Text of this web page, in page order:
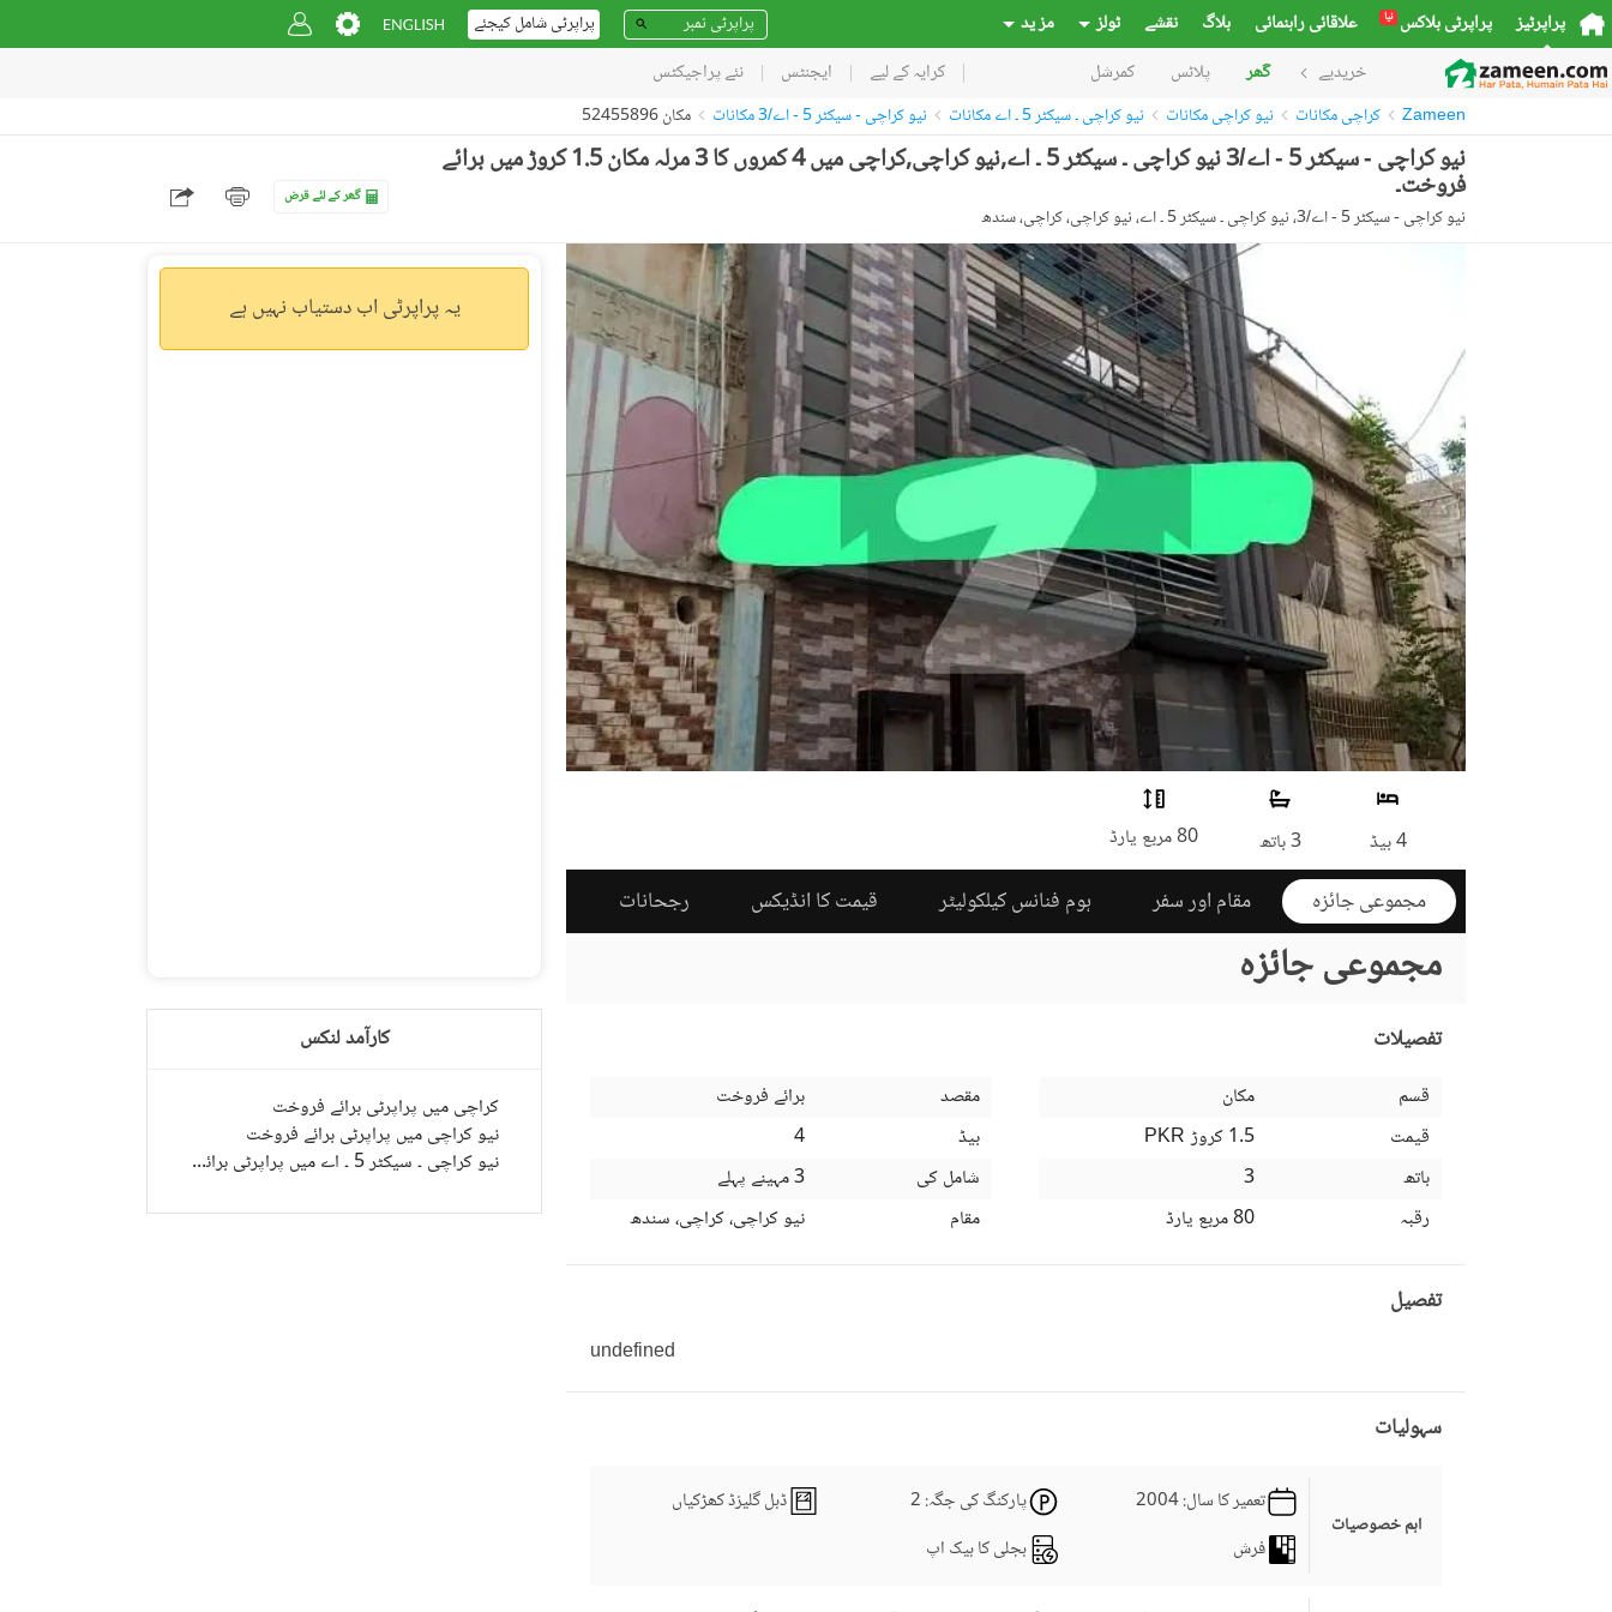
پراپرٹیز پراپرٹی بلاکس نیا علاقائی راہنمائی بلاگ نقشے ٹولز مز ید پراپرٹی شامل کیجئے
خریدیے گھر پلاٹس کمرشل کرایہ کے لیے ایجنٹس نئے پراجیکٹس
Zameen کراچی مکانات نیو کراچی مکانات نیو کراچی ۔ سیکٹر 5 ۔ اے مکانات نیو کراچی - سیکٹر 5 - اے/3 مکانات مکان 52455896
نیو کراچی - سیکٹر 5 - اے/3 نیو کراچی ۔ سیکٹر 5 ۔ اے,نیو کراچی,کراچی میں 4 کمروں کا 3 مرلہ مکان 1.5 کروڑ میں برائے
فروخت۔
نیو کراچی - سیکٹر 5 - اے/3، نیو کراچی ۔ سیکٹر 5 ۔ اے، نیو کراچی، کراچی، سندھ
گھر کے لئے قرض
4 بیڈ 3 باتھ 80 مربع یارڈ
مجموعی جائزہ مقام اور سفر ہوم فنانس کیلکولیٹر قیمت کا انڈیکس رجحانات
مجموعی جائزہ
تفصیلات
قسم
مکان
قیمت
PKR
1.5 کروڑ
باتھ
3
رقبہ
80 مربع یارڈ
مقصد
برائے فروخت
بیڈ
4
شامل کی
3 مہینے پہلے
مقام
نیو کراچی، کراچی، سندھ
تفصیل
undefined
سہولیات
اہم خصوصیات
تعمیر کا سال: 2004 پارکنگ کی جگہ: 2
ڈبل گلیزڈ کھڑکیاں
فرش
بجلی کا بیک اپ
یہ پراپرٹی اب دستیاب نہیں ہے
کارآمد لنکس
کراچی میں پراپرٹی برائے فروخت
نیو کراچی میں پراپرٹی برائے فروخت
نیو کراچی ۔ سیکٹر 5 ۔ اے میں پراپرٹی برائے فروخت